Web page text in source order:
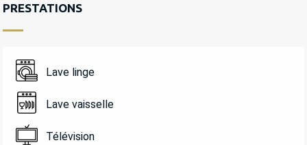
PRESTATIONS
Lave linge
Lave vaisselle
Télévision